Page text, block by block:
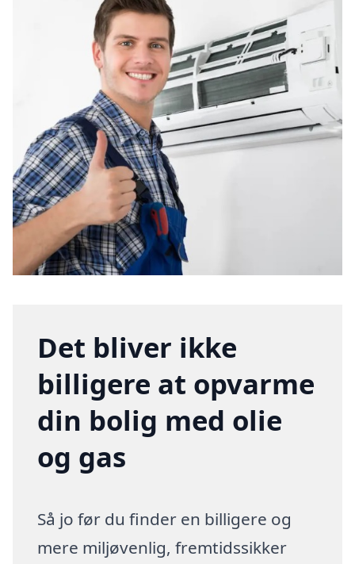
Det bliver ikke
billigere at opvarme
din bolig med olie
og gas
Så jo før du finder en billigere og
mere miljøvenlig, fremtidssikker